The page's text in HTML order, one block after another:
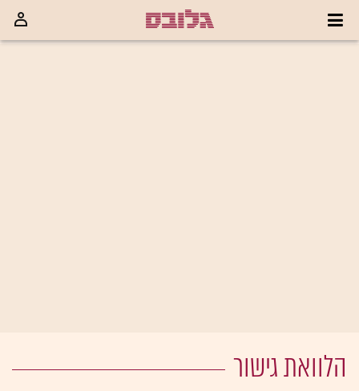
הלוואת גישור